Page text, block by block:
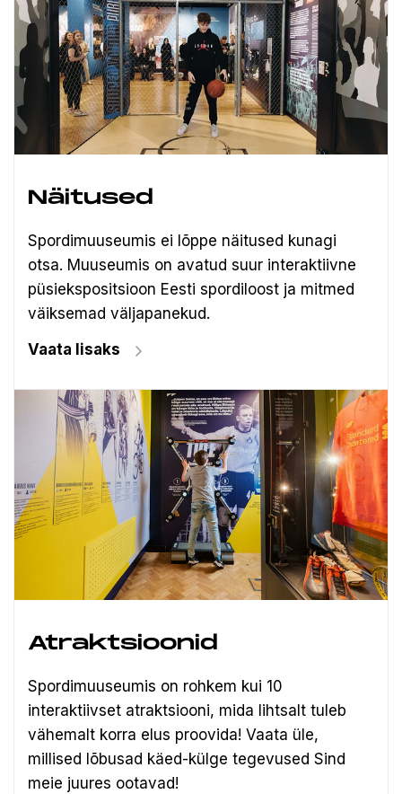
Näitused
Spordimuuseumis ei lõppe näitused kunagi
otsa. Muuseumis on avatud suur interaktiivne
püsiekspositsioon Eesti spordiloost ja mitmed
väiksemad väljapanekud.
Vaata lisaks
Atraktsioonid
Spordimuuseumis on rohkem kui 10
interaktiivset atraktsiooni, mida lihtsalt tuleb
vähemalt korra elus proovida! Vaata üle,
millised lõbusad käed-külge tegevused Sind
meie juures ootavad!